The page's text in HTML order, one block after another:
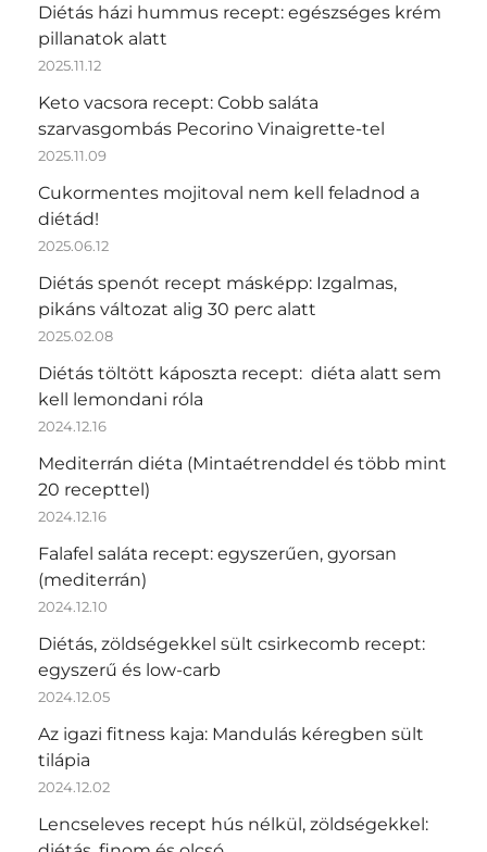
Diétás házi hummus recept: egészséges krém
pillanatok alatt
2025.11.12
Keto vacsora recept: Cobb saláta
szarvasgombás Pecorino Vinaigrette-tel
2025.11.09
Cukormentes mojitoval nem kell feladnod a
diétád!
2025.06.12
Diétás spenót recept másképp: Izgalmas,
pikáns változat alig 30 perc alatt
2025.02.08
Diétás töltött káposzta recept: diéta alatt sem
kell lemondani róla
2024.12.16
Mediterrán diéta (Mintaétrenddel és több mint
20 recepttel)
2024.12.16
Falafel saláta recept: egyszerűen, gyorsan
(mediterrán)
2024.12.10
Diétás, zöldségekkel sült csirkecomb recept:
egyszerű és low-carb
2024.12.05
Az igazi fitness kaja: Mandulás kéregben sült
tilápia
2024.12.02
Lencseleves recept hús nélkül, zöldségekkel: